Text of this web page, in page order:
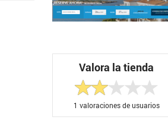
Valora la tienda
1 valoraciones de usuarios